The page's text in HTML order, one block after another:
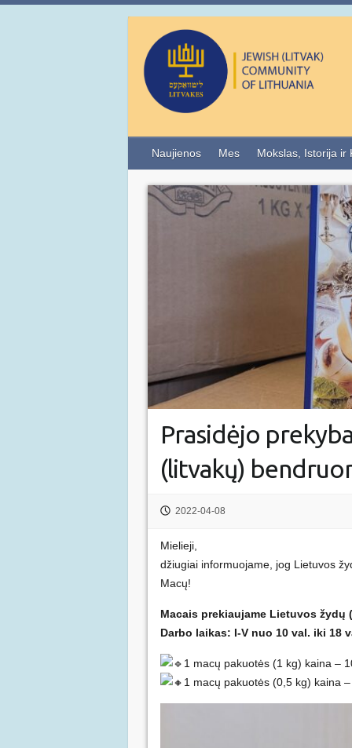
Naujienos Mes Mokslas, Istorija ir
Prasidėjo
(litvakų)
2022-04-08
Mielieji,
džiugiai informuojame, jog Lietuvos
Macų!
Macais prekiaujame Lietuvos
Darbo laikas: I-V nuo 10 val. iki 18
1 macų pakuotės (1 kg) kaina –
1 macų pakuotės (0,5 kg) kaina